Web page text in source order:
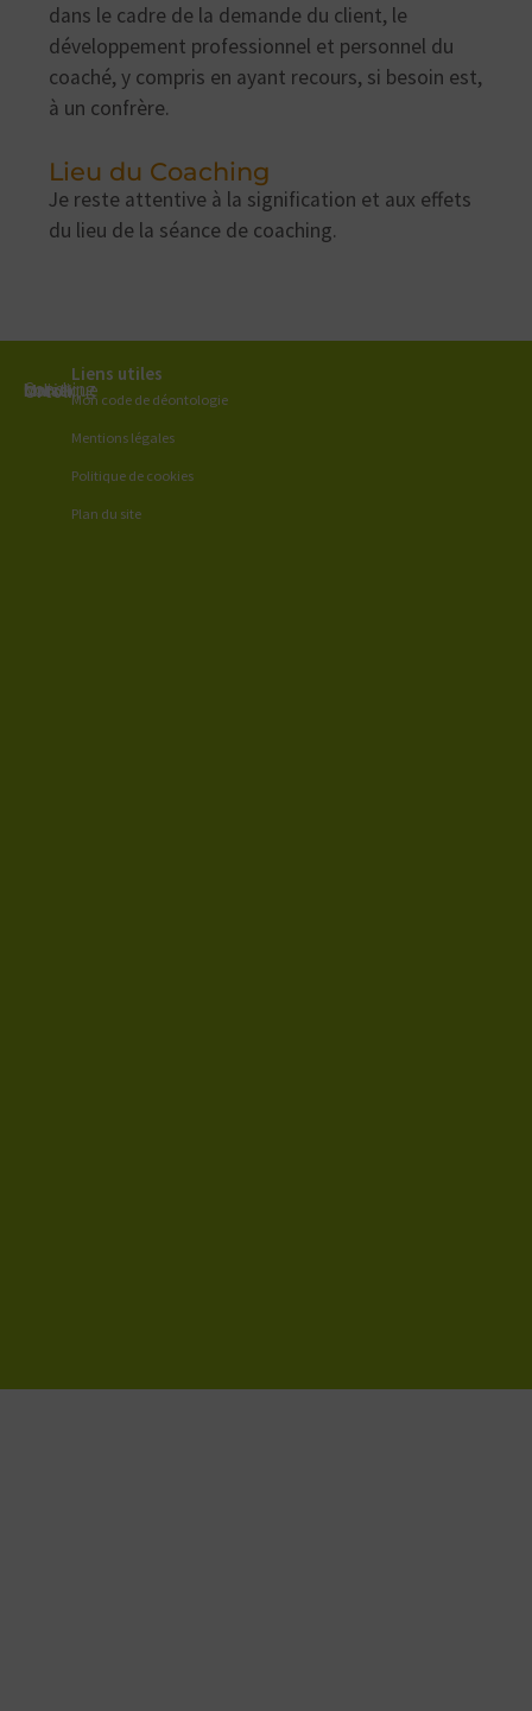
dans le cadre de la demande du client, le
développement professionnel et personnel du
coaché, y compris en ayant recours, si besoin est,
à un confrère.
Lieu du Coaching
Je reste attentive à la signification et aux effets
du lieu de la séance de coaching.
Marie Ortoli
Coaching holistique
Liens utiles
Mon code de déontologie
Mentions légales
Politique de cookies
Plan du site